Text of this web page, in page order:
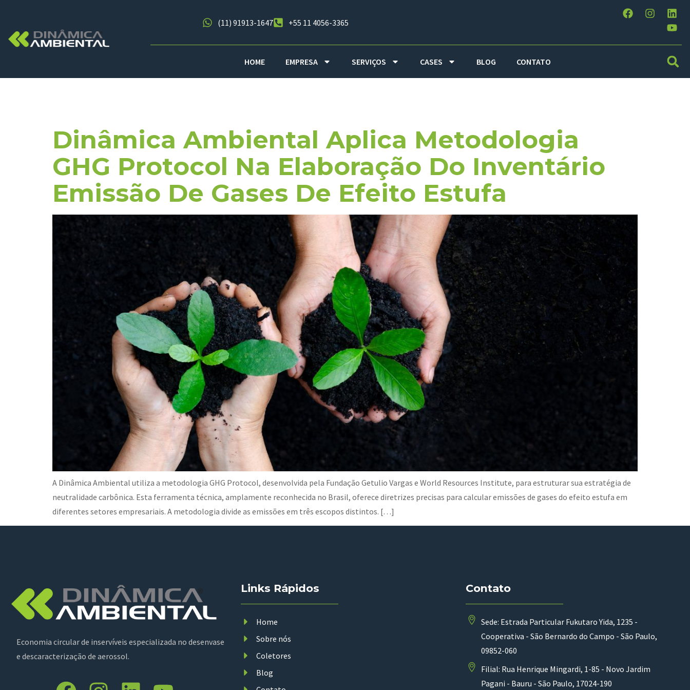
(11) 91913-1647 +55 11 4056-3365
HOME EMPRESA SERVIÇOS CASES BLOG CONTATO
Dinâmica Ambiental Aplica Metodologia
GHG Protocol Na Elaboração Do Inventário
Emissão De Gases De Efeito Estufa
A Dinâmica Ambiental utiliza a metodologia GHG Protocol, desenvolvida pela Fundação Getulio Vargas e World Resources Institute, para estruturar sua estratégia de
neutralidade carbônica. Esta ferramenta técnica, amplamente reconhecida no Brasil, oferece diretrizes precisas para calcular emissões de gases do efeito estufa em
diferentes setores empresariais. A metodologia divide as emissões em três escopos distintos. […]
Economia circular de inservíveis especializada no desenvase
e descaracterização de aerossol.
Links Rápidos
Home
Sobre nós
Coletores
Blog
Contato
Sede: Estrada Particular Fukutaro Yida, 1235 -
Cooperativa - São Bernardo do Campo - São Paulo,
09852-060
Filial: Rua Henrique Mingardi, 1-85 - Novo Jardim
Pagani - Bauru - São Paulo, 17024-190